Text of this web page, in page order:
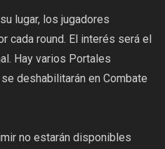
lugar, los jugadores
cada round. El interés será el
Hay varios Portales
deshabilitarán en Combate
no estarán disponibles